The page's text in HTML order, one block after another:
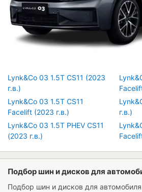
Lynk&Co 03 1.5T CS11 (2023
г.в.)
Lynk&Co 03 1.5T CS11
Facelift (2023 г.в.)
Lynk&Co 03 1.5T PHEV CS11
(2023 г.в.)
г.в.)
Подбор шин и дисков для
Подбор шин и дисков для автомобиля